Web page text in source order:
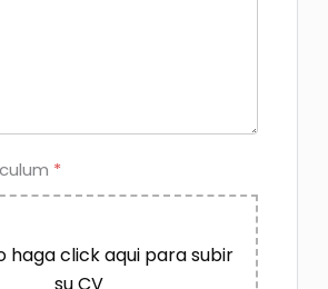
*
haga click aqui para subir